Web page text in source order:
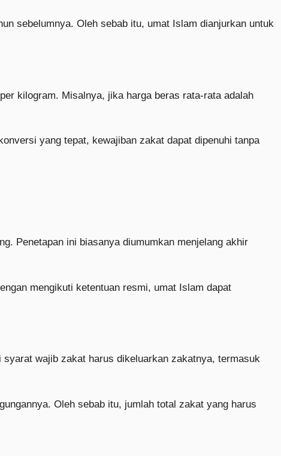
sebelumnya. Oleh sebab itu, umat Islam dianjurkan untuk
kilogram. Misalnya, jika harga beras rata-rata adalah
yang tepat, kewajiban zakat dapat dipenuhi tanpa
Penetapan ini biasanya diumumkan menjelang akhir
mengikuti ketentuan resmi, umat Islam dapat
wajib zakat harus dikeluarkan zakatnya, termasuk
Oleh sebab itu, jumlah total zakat yang harus